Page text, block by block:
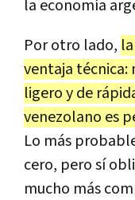
la economía
Por otro lado,
ventaja técnica:
ligero y de
venezolano es
Lo más
cero, pero sí
mucho más